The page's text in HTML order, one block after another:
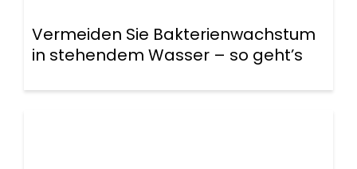
Vermeiden Sie Bakterienwachstum
in stehendem Wasser – so geht’s